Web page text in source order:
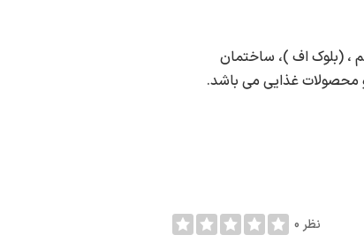
، (بلوک اف )، ساختمان
محصولات غذایی می باشد.
0 نظر